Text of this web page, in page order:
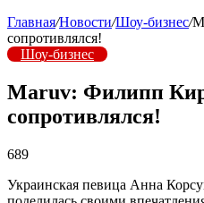
Главная/Новости/Шоу-бизнес/
сопротивлялся!
Шоу-бизнес
Maruv: Филипп
сопротивлялся!
689
Украинская певица Анна